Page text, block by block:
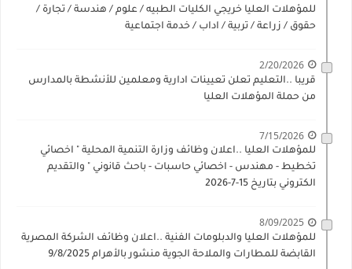
للمؤهلات العليا خريجي الكليات الطبيه / علوم / هندسة / تجارة /
حقوق / زراعة / تربية / اداب / خدمة اجتماعية
2/20/2026
قريبا ..التعليم تعلن تعيينات ادارية ومعلمين للأنشطة بالمدارس
من حملة المؤهلات العليا
7/15/2026
للمؤهلات العليا ..اعلان وظائف وزارة التنمية المحلية " اخصائي
تخطيط - مهندس - اخصائي حاسبات - باحث قانوني " والتقديم
الكتروني بتاريخ 15-7-2026
8/09/2025
للمؤهلات العليا والدبلومات الفنية ..اعلان وظائف الشركة المصرية
القابضة للمطارات والملاحة الجوية منشور بالأهرام 9/8/2025